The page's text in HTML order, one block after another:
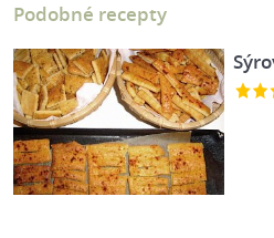
Podobné recepty